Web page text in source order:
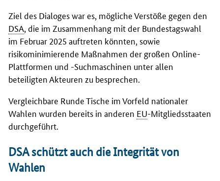
Ziel des Dialoges war es, mögliche Verstöße gegen den
DSA , die im Zusammenhang mit der Bundestagswahl
im Februar 2025 auftreten könnten, sowie
risikominimierende Maßnahmen der großen Online-
Plattformen und -Suchmaschinen unter allen
beteiligten Akteuren zu besprechen.
Vergleichbare Runde Tische im Vorfeld nationaler
Wahlen wurden bereits in anderen EU-Mitgliedsstaaten
durchgeführt.
DSA schützt auch die Integrität von
Wahlen